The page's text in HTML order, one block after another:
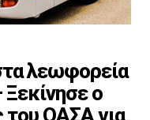
λεωφορεία
ο
του ΟΑΣΑ για